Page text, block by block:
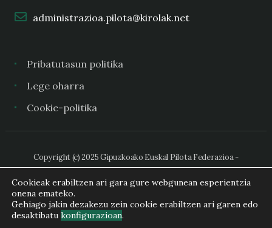
administrazioa.pilota@kirolak.net
Pribatutasun politika
Lege oharra
Cookie-politika
Copyright (c) 2025 Gipuzkoako Euskal Pilota Federazioa -
Cookieak erabiltzen ari gara gure webgunean esperientzia
onena emateko.
Gehiago jakin dezakezu zein cookie erabiltzen ari garen edo
desaktibatu konfigurazioan.